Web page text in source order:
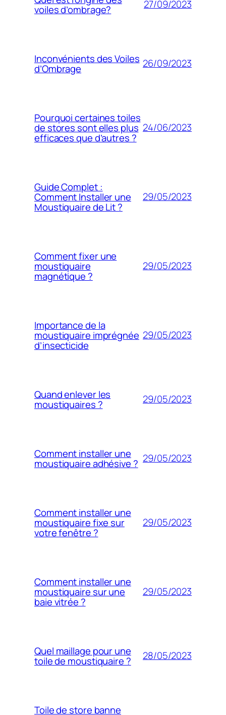
voiles d’ombrage? 27/09/2023
Inconvénients des Voiles
d’Ombrage 26/09/2023
Pourquoi certaines toiles
de stores sont elles plus
efficaces que d’autres ?
24/06/2023
Guide Complet :
Comment Installer une
Moustiquaire de Lit ?
29/05/2023
Comment fixer une
moustiquaire
magnétique ?
29/05/2023
Importance de la
moustiquaire imprégnée
d’insecticide
29/05/2023
Quand enlever les
moustiquaires ? 29/05/2023
Comment installer une
moustiquaire adhésive ? 29/05/2023
Comment installer une
moustiquaire fixe sur
votre fenêtre ?
29/05/2023
Comment installer une
moustiquaire sur une
baie vitrée ?
29/05/2023
Quel maillage pour une
toile de moustiquaire ? 28/05/2023
Toile de store banne